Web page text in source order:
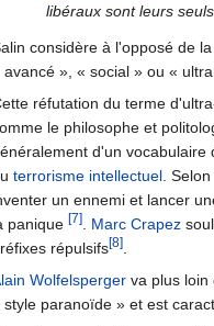
libéraux sont leurs
considère à l'opposé de
avancé », « social » ou «
réfutation du terme
le philosophe et
d'un vocabulaire
terrorisme intellectuel.
un ennemi et lancer
panique [7]. Marc Crapez
répulsifs[8].
Wolfelsperger va plus loin
style paranoïde » et est